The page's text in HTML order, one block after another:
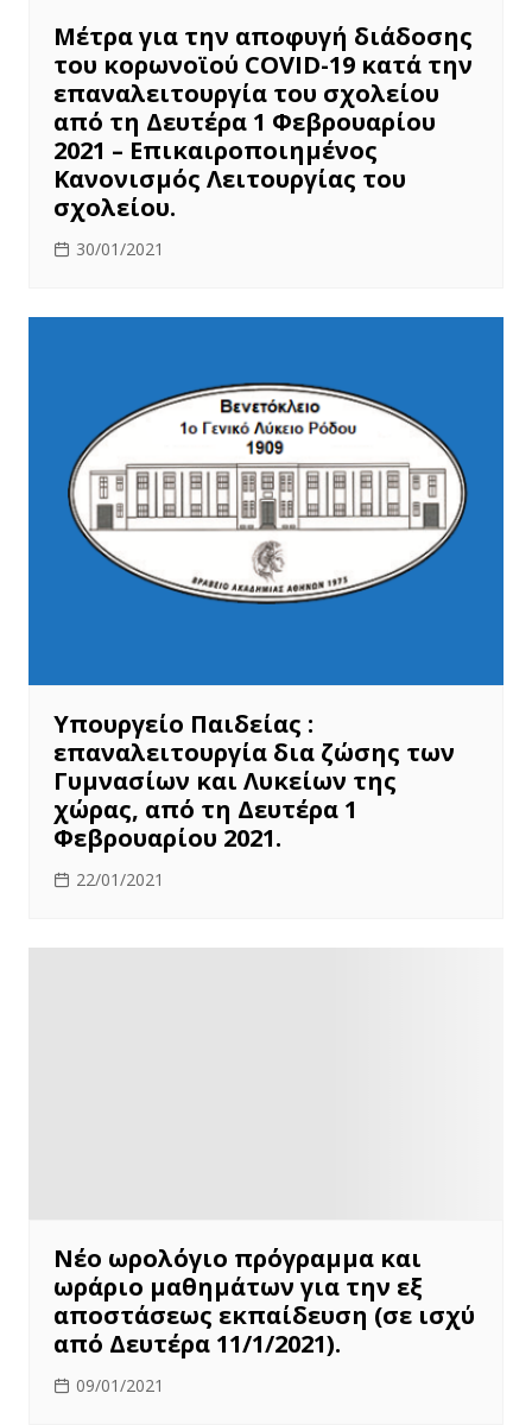
Μέτρα για την αποφυγή διάδοσης
του κορωνοϊού COVID-19 κατά την
επαναλειτουργία του σχολείου
από τη Δευτέρα 1 Φεβρουαρίου
2021 – Επικαιροποιημένος
Κανονισμός Λειτουργίας του
σχολείου.
30/01/2021
Υπουργείο Παιδείας :
επαναλειτουργία δια ζώσης των
Γυμνασίων και Λυκείων της
χώρας, από τη Δευτέρα 1
Φεβρουαρίου 2021.
22/01/2021
Νέο ωρολόγιο πρόγραμμα και
ωράριο μαθημάτων για την εξ
αποστάσεως εκπαίδευση (σε ισχύ
από Δευτέρα 11/1/2021).
09/01/2021